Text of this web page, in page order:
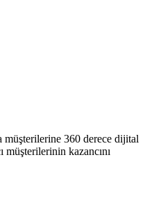
müşterilerine 360 derece dijital
kazancını